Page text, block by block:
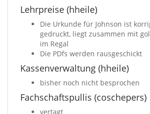
Lehrpreise (hheile)
Die Urkunde für Johnson ist
gedruckt, liegt zusammen mit
im Regal
Die PDfs werden rausgeschickt
Kassenverwaltung (hheile)
bisher noch nicht besprochen
Fachschaftspullis (coschepers)
vertagt